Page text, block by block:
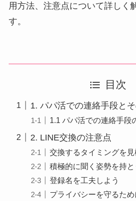
用方法、注意点について詳しく
す。
目次
1. パパ活での連絡手段と
1.1 パパ活での連絡手段
2. LINE交換の注意点
交換するタイミングを見
積極的に聞く姿勢を持と
登録名を工夫しよう
プライバシーを守るた